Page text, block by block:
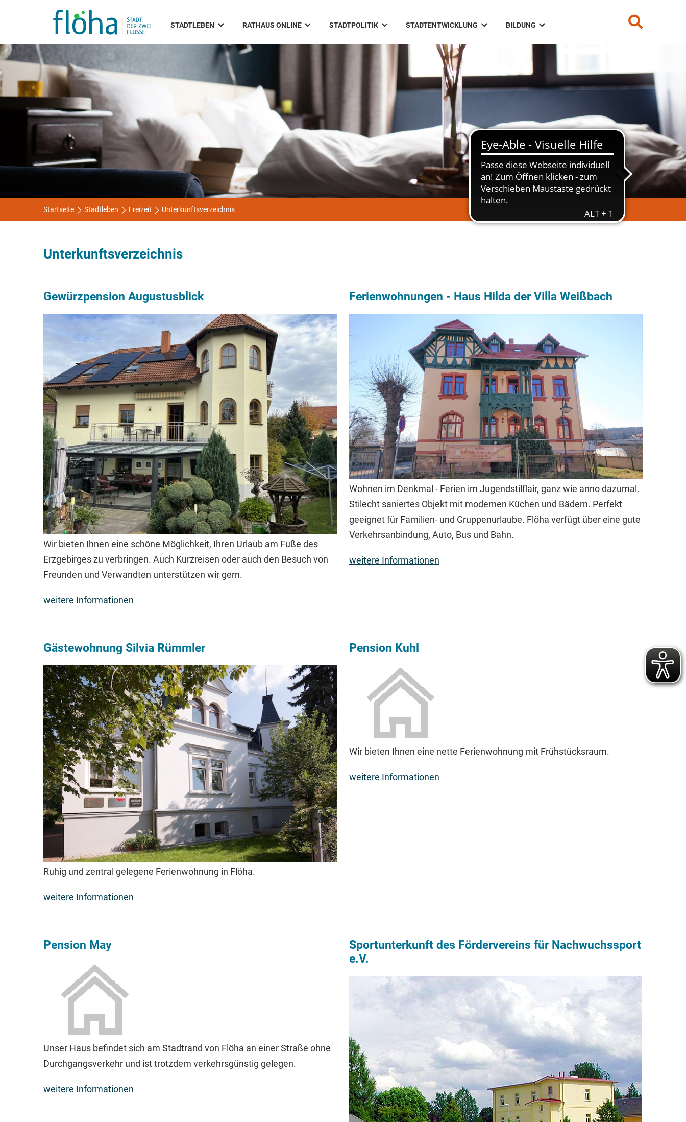
STADTLEBEN RATHAUS ONLINE STADTPOLITIK STADTENTWICKLUNG BILDUNG
Startseite Stadtleben Freizeit Unterkunftsverzeichnis
Unterkunftsverzeichnis
Gewürzpension Augustusblick
Wir bieten Ihnen eine schöne Möglichkeit, Ihren Urlaub am Fuße des
Erzgebirges zu verbringen. Auch Kurzreisen oder auch den Besuch von
Freunden und Verwandten unterstützen wir gern.
weitere Informationen
Ferienwohnungen - Haus Hilda der Villa Weißbach
Wohnen im Denkmal - Ferien im Jugendstilflair, ganz wie anno dazumal.
Stilecht saniertes Objekt mit modernen Küchen und Bädern. Perfekt
geeignet für Familien- und Gruppenurlaube. Flöha verfügt über eine gute
Verkehrsanbindung, Auto, Bus und Bahn.
weitere Informationen
Gästewohnung Silvia Rümmler
Ruhig und zentral gelegene Ferienwohnung in Flöha.
weitere Informationen
Pension Kuhl
Wir bieten Ihnen eine nette Ferienwohnung mit Frühstücksraum.
weitere Informationen
Pension May
Unser Haus befindet sich am Stadtrand von Flöha an einer Straße ohne
Durchgangsverkehr und ist trotzdem verkehrsgünstig gelegen.
weitere Informationen
Sportunterkunft des Fördervereins für Nachwuchssport
e.V.